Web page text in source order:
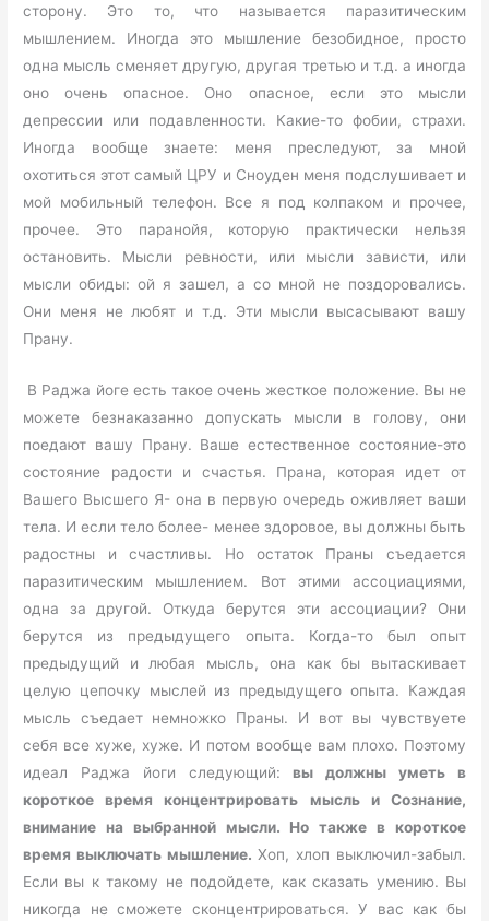
сторону. Это то, что называется паразитическим
мышлением. Иногда это мышление безобидное, просто
одна мысль сменяет другую, другая третью и т.д. а иногда
оно очень опасное. Оно опасное, если это мысли
депрессии или подавленности. Какие-то фобии, страхи.
Иногда вообще знаете: меня преследуют, за мной
охотиться этот самый ЦРУ и Сноуден меня подслушивает и
мой мобильный телефон. Все я под колпаком и прочее,
прочее. Это паранойя, которую практически нельзя
остановить. Мысли ревности, или мысли зависти, или
мысли обиды: ой я зашел, а со мной не поздоровались.
Они меня не любят и т.д. Эти мысли высасывают вашу
Прану.
В Раджа йоге есть такое очень жесткое положение. Вы не
можете безнаказанно допускать мысли в голову, они
поедают вашу Прану. Ваше естественное состояние-это
состояние радости и счастья. Прана, которая идет от
Вашего Высшего Я- она в первую очередь оживляет ваши
тела. И если тело более- менее здоровое, вы должны быть
радостны и счастливы. Но остаток Праны съедается
паразитическим мышлением. Вот этими ассоциациями,
одна за другой. Откуда берутся эти ассоциации? Они
берутся из предыдущего опыта. Когда-то был опыт
предыдущий и любая мысль, она как бы вытаскивает
целую цепочку мыслей из предыдущего опыта. Каждая
мысль съедает немножко Праны. И вот вы чувствуете
себя все хуже, хуже. И потом вообще вам плохо. Поэтому
идеал Раджа йоги следующий: вы должны уметь в
короткое время концентрировать мысль и Сознание,
внимание на выбранной мысли. Но также в короткое
время выключать мышление. Хоп, хлоп выключил-забыл.
Если вы к такому не подойдете, как сказать умению. Вы
никогда не сможете сконцентрироваться. У вас как бы